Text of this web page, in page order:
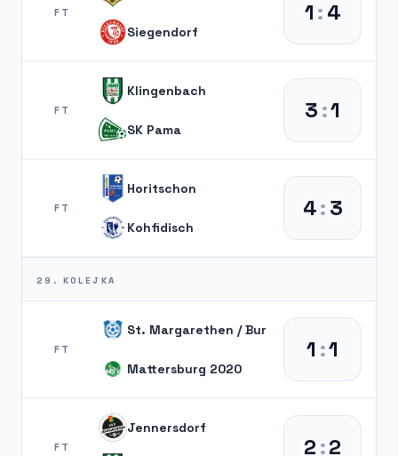
FT
Siegendorf
1:4
FT
Klingenbach
SK Pama
3:1
FT
Horitschon
Kohfidisch
4:3
29. KOLEJKA
FT
St. Margarethen / Bur
Mattersburg 2020
1 :1
FT
Jennersdorf
2:2